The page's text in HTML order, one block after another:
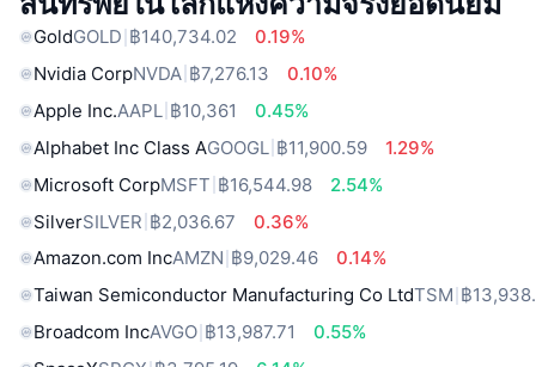
GoldGOLD ฿140,734.02
0.19%
Nvidia CorpNVDA ฿7,276.13
0.10%
Apple Inc.AAPL ฿10,361
0.45%
Alphabet Inc Class AGOOGL ฿11,900.59
1.29%
Microsoft CorpMSFT ฿16,544.98
2.54%
SilverSILVER ฿2,036.67
0.36%
Amazon.com IncAMZN ฿9,029.46
0.14%
Taiwan Semiconductor Manufacturing Co LtdTSM ฿
Broadcom IncAVGO ฿13,987.71
0.55%